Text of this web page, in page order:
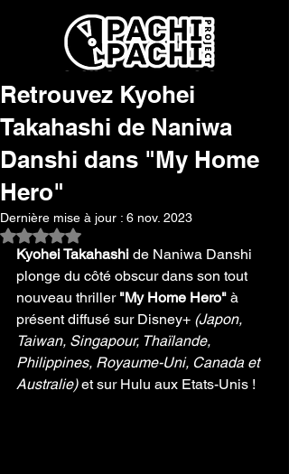
Retrouvez Kyohei
Takahashi de Naniwa
Danshi dans "My Home
Hero"
Dernière mise à jour : 6 nov. 2023
Noté NaN étoiles sur 5.
Kyohei Takahashi de Naniwa Danshi
plonge du côté obscur dans son tout
nouveau thriller "My Home Hero" à
présent diffusé sur Disney+ (Japon,
Taiwan, Singapour, Thaïlande,
Philippines, Royaume-Uni, Canada et
Australie) et sur Hulu aux Etats-Unis !